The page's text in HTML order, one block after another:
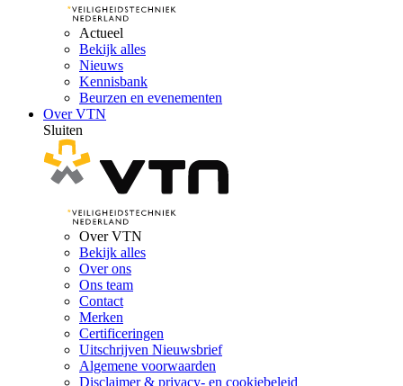
Actueel
Bekijk alles
Nieuws
Kennisbank
Beurzen en evenementen
Over VTN
Sluiten
Over VTN
Bekijk alles
Over ons
Ons team
Contact
Merken
Certificeringen
Uitschrijven Nieuwsbrief
Algemene voorwaarden
Disclaimer & privacy- en cookiebeleid